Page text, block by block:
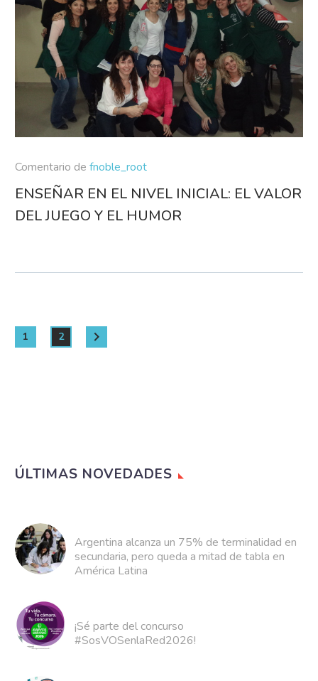
Comentario de fnoble_root
ENSEÑAR EN EL NIVEL INICIAL: EL VALOR
DEL JUEGO Y EL HUMOR
1 2
ÚLTIMAS NOVEDADES
Argentina alcanza un 75% de terminalidad en
secundaria, pero queda a mitad de tabla en
América Latina
¡Sé parte del concurso
#SosVOSenlaRed2026!